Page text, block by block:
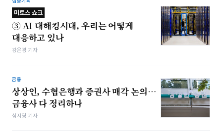
미토스 쇼크
③ AI 대해킹시대, 우리는 어떻게
대응하고 있나
강은경 기자
금융
상상인, 수협은행과 증권사 매각 논의…
금융사 다 정리하나
심지영 기자